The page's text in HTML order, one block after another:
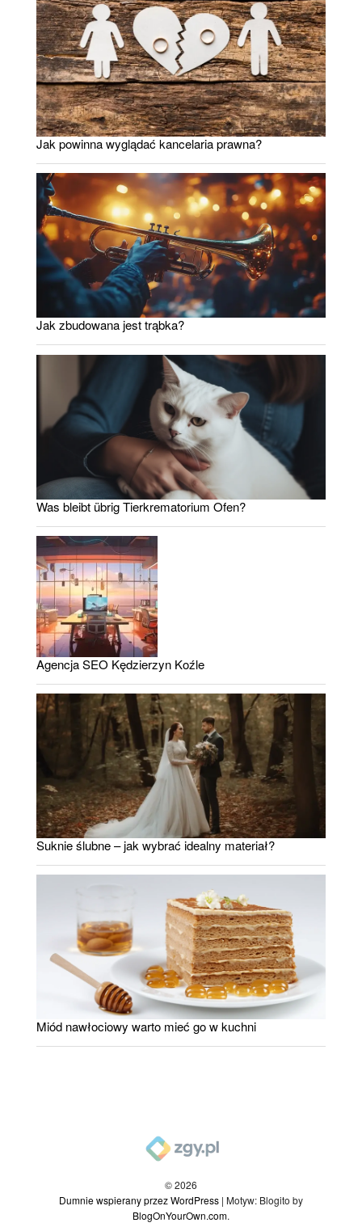
Jak powinna wyglądać kancelaria prawna?
Jak zbudowana jest trąbka?
Was bleibt übrig Tierkrematorium Ofen?
Agencja SEO Kędzierzyn Koźle
Suknie ślubne – jak wybrać idealny materiał?
Miód nawłociowy warto mieć go w kuchni
© 2026
Dumnie wspierany przez WordPress | Motyw: Blogito by
BlogOnYourOwn.com.